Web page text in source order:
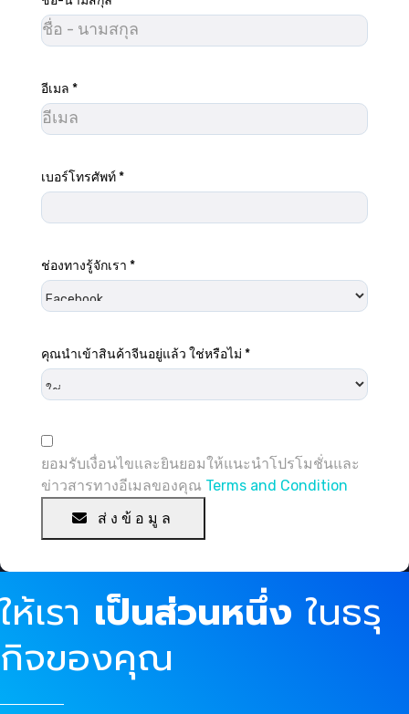
อีเมล *
เบอร์โทรศัพท์*
ช่องทางรู้จักเรา *
คุณนำเข้าสินค้าจีนอยู่แล้ว ใช่หรือไม่ *
ยอมรับเงื่อนไขและยินยอมให้แนะนำโปรโมชั่นและ
ข่าวสารทางอีเมลของคุณ Terms and Condition
ส่งข้อมูล
ให้เรา เป็นส่วนหนึ่ง ในธรุ
กิจของคุณ